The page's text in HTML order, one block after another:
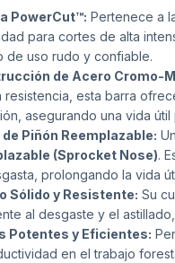
PowerCut™: Pertenece a
para cortes de alta
de uso rudo y confiable.
de Acero Cromo-
resistencia, esta barra
asegurando una vida
Piñón Reemplazable:
(Sprocket Nose).
prolongando la vida
Sólido y Resistente: Su
al desgaste y el
Potentes y Eficientes:
en el trabajo